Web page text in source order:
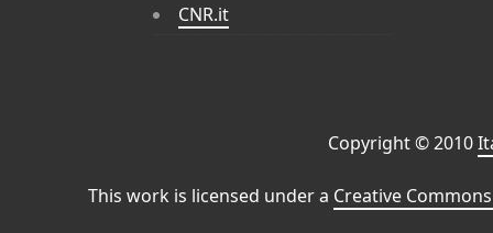
CNR.it
Copyright © 2010
This work is licensed under a Creative